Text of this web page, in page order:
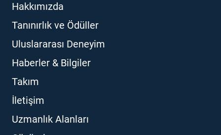
Hakkımızda
Tanınırlık ve Ödüller
Uluslararası Deneyim
Haberler & Bilgiler
Takım
İletişim
Uzmanlık Alanları